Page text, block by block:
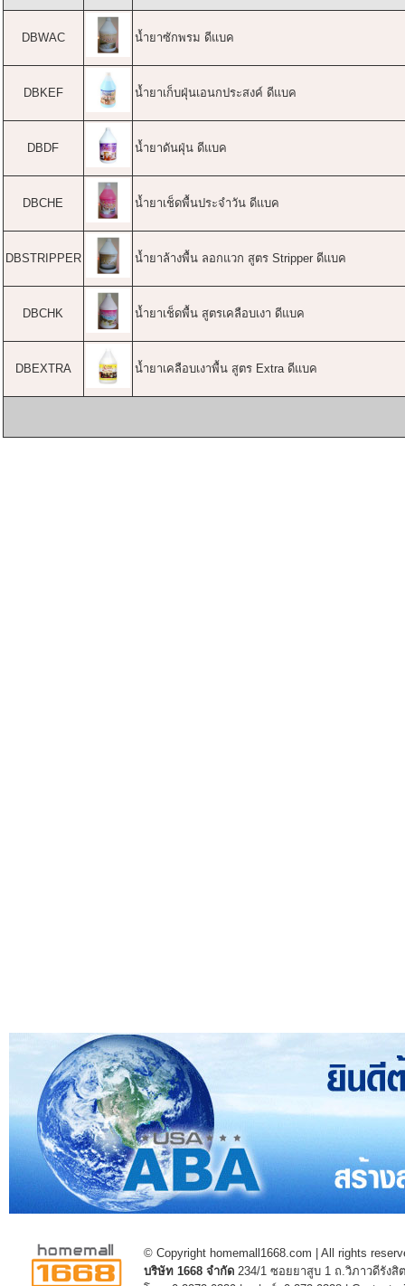
DBWAC น้ำยาซักพรม ดีแบค
DBKEF น้ำยาเก็บฝุ่นเอนกประสงค์ ดีแบค
DBDF น้ำยาดันฝุ่น ดีแบค
DBCHE น้ำยาเช็ดพื้นประจำวัน ดีแบค
DBSTRIPPER น้ำยาล้างพื้น ลอกแวก สูตร Stripper ดีแบค
DBCHK น้ำยาเช็ดพื้น สูตรเคลือบเงา ดีแบค
DBEXTRA น้ำยาเคลือบเงาพื้น สูตร Extra ดีแบค
© Copyright homemall1668.com | All rights
บริษัท 1668 จำกัด 234/1 ซอยยาสูบ 1 ถ.วิภาวดีรัง